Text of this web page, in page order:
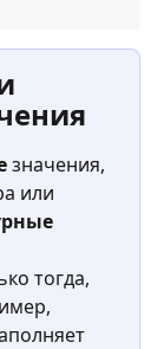
значения,
или
тогда,